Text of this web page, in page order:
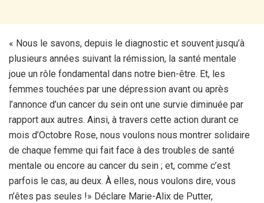
« Nous le savons, depuis le diagnostic et souvent jusqu’à
plusieurs années suivant la rémission, la santé mentale
joue un rôle fondamental dans notre bien-être. Et, les
femmes touchées par une dépression avant ou après
l’annonce d’un cancer du sein ont une survie diminuée par
rapport aux autres. Ainsi, à travers cette action durant ce
mois d’Octobre Rose, nous voulons nous montrer solidaire
de chaque femme qui fait face à des troubles de santé
mentale ou encore au cancer du sein ; et, comme c’est
parfois le cas, au deux. À elles, nous voulons dire, vous
n’êtes pas seules !» Déclare Marie-Alix de Putter,